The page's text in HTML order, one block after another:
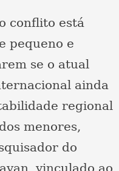
conflito está
pequeno e
se o atual
ainda
regional
menores,
do
vinculado ao